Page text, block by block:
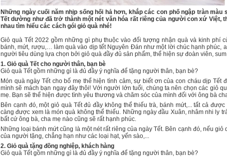
Những ngày cuối năm nhịp sống hối hả hơn, khắp các con phố ngập tràn
Tết dường như đã trở thành một nét văn hóa rất riêng của người con xứ Việt,
nhau tìm hiểu các cách gói giỏ quà nhé!
Giỏ quà Tết 2022 gồm những gì phụ thuộc vào đối tượng nhận quà và kinh
bánh, mứt, rượu,… làm quà vào dịp tết Nguyên Đán như một lời chúc hạnh phúc,
người tiêu dùng lựa chọn bởi giỏ quà đầy đủ sản phẩm, thể hiện sự đoàn viên, sum
1. Giỏ quà Tết cho người thân, bạn bè
Giỏ quà Tết gồm những gì là đủ đầy ý nghĩa để tặng người thân, bạn bè?
Món quà ngày Tết cho bố mẹ thể hiện tình cảm, sự biết ơn của con cháu dịp
mình sẽ mách bạn ngay đây thôi! Với người lớn tuổi, chúng ta nên chọn các giỏ
mẹ. Bạn sẽ thể hiện được tình yêu thương và chăm sóc của mình đối với ông bà
Bên cạnh đó, một giỏ quà Tết đủ đầy không thể thiếu trà, bánh mứt,... tất cả
càng được xem là món quà không thể thiếu. Những ngày đầu Xuân, nhâm nhi ly
bất cứ ông bà, cha mẹ nào cũng sẽ rất hạnh phúc.
Những loại bánh mứt cũng là một nét rất riêng của ngày Tết. Bên cạnh đó, nếu
của người tặng, chẳng hạn như các loại hạt, yến sào,...
2. Giỏ quà tặng đồng nghiệp, khách hàng
Giỏ quà Tết gồm những gì là đủ đầy ý nghĩa để tặng người thân, bạn bè?